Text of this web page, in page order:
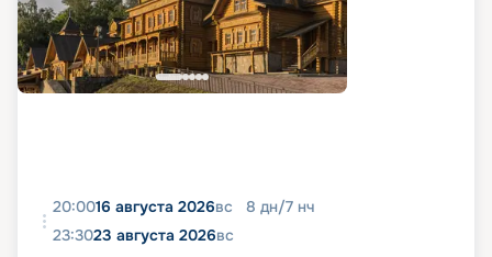
20:0016 августа 2026вс 8 дн/7 нч
23:3023 августа 2026вс